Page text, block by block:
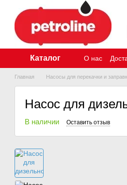
Перейти к основному контенту
Каталог О нас
Главная Насосы для перекачки и
Насос для
В наличии Оставить отзыв